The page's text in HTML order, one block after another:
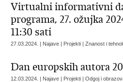
Virtualni informativni
programa, 27. ožujka
11:30 sati
27.03.2024. | Najave | Projekti | Znanost i
Dan europskih autora
12.03.2024. | Najave | Projekti | Odgoj i